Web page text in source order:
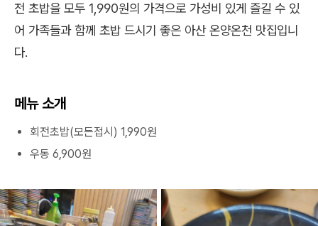
전 초밥을 모두 1,990원의 가격으로 가성비 있게 즐길 수 있
어 가족들과 함께 초밥 드시기 좋은 아산 온양온천 맛집입니
다.
메뉴 소개
회전초밥(모든접시) 1,990원
우동 6,900원